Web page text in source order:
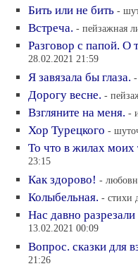
Бить или не бить -
Встреча. - пейзажная
Разговор с папой. О
28.02.2021 21:59
Я завязала бы глаза.
Дорогу весне. -
Взгляните на меня. -
Хор Турецкого -
То что в жилах моих
23:15
Как здорово! -
Колыбельная. - стихи
Нас давно разрезали
13.02.2021 00:09
Вопрос. сказки для
21:26